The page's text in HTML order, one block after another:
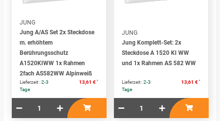
JUNG
Jung A/AS Set 2x Steckdose
m. erhöhtem
Berührungsschutz
A1520KIWW 1x Rahmen
2fach AS582WW Alpinweiß
Lieferzeit :2-3
Tage
13,61 € *
JUNG
Jung Komplett-Set: 2x
Steckdose A 1520 KI WW
und 1x Rahmen AS 582 WW
Lieferzeit :2-3
Tage
13,61 € *